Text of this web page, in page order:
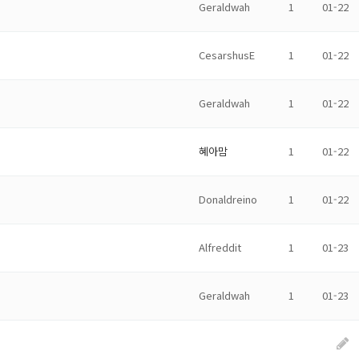
Geraldwah 1 01-22
CesarshusE 1 01-22
Geraldwah 1 01-22
혜아맘 1 01-22
Donaldreino 1 01-22
Alfreddit 1 01-23
Geraldwah 1 01-23